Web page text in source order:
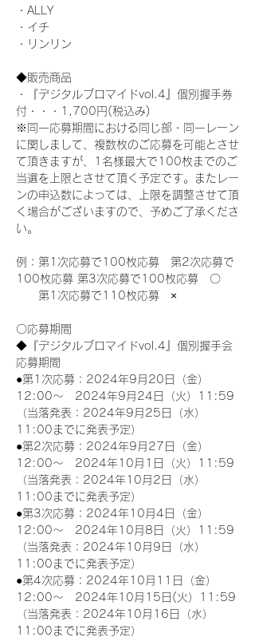
・ALLY
・イチ
・リンリン
◆販売商品
・『デジタルブロマイドvol.4』個別握手券
付・・・1,700円(税込み)
※同一応募期間における同じ部・同一レーン
に関しまして、複数枚のご応募を可能とさせ
て頂きますが、1名様最大で100枚までのご
当選を上限とさせて頂く予定です。またレー
ンの申込数によっては、上限を調整させて頂
く場合がございますので、予めご了承くださ
い。
例：第1次応募で100枚応募　第2次応募で
100枚応募 第3次応募で100枚応募　〇
第1次応募で110枚応募　×
〇応募期間
◆『デジタルブロマイドvol.4』個別握手会
応募期間
●第1次応募：2024年9月20日（金）
12:00～　2024年9月24日（火）11:59
（当落発表：2024年9月25日（水）
11:00までに発表予定）
●第2次応募：2024年9月27日（金）
12:00～　2024年10月1日（火）11:59
（当落発表：2024年10月2日（水）
11:00までに発表予定）
●第3次応募：2024年10月4日（金）
12:00～　2024年10月8日（火）11:59
（当落発表：2024年10月9日（水）
11:00までに発表予定）
●第4次応募：2024年10月11日（金）
12:00～　2024年10月15日(火）11:59
（当落発表：2024年10月16日（水）
11:00までに発表予定）